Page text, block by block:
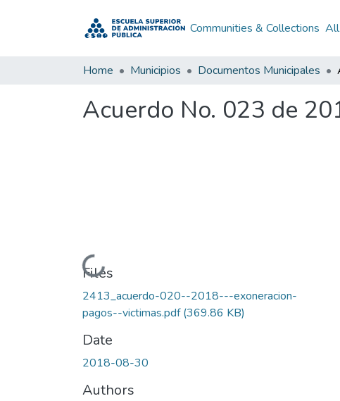
Communities & Collections
Home Municipios Documentos Municipales
Acuerdo No. 023 de
Loading...
Files
2413_acuerdo-020--2018---exoneracion-
pagos--victimas.pdf(369.86 KB)
Date
2018-08-30
Authors